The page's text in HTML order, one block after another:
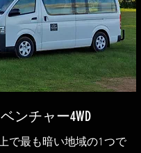
ンチャー4WD
で最も暗い地域の1つで